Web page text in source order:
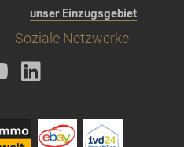
unser Einzugsgebiet
Soziale Netzwerke